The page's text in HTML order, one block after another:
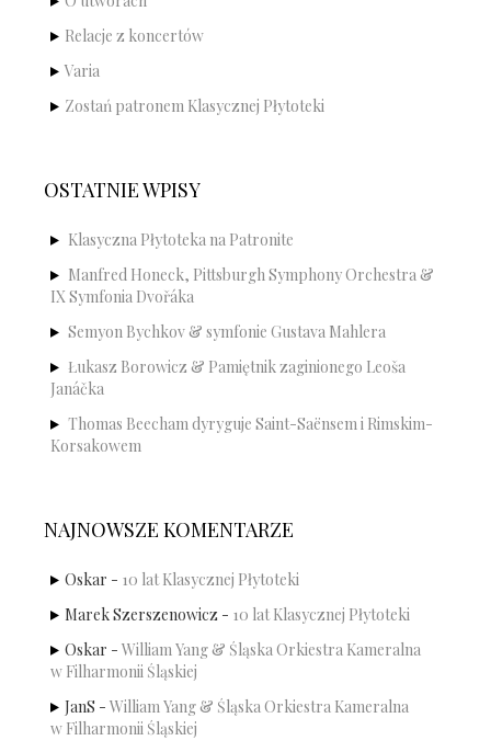
Relacje z koncertów
Varia
Zostań patronem Klasycznej Płytoteki
OSTATNIE WPISY
Klasyczna Płytoteka na Patronite
Manfred Honeck, Pittsburgh Symphony Orchestra &
IX Symfonia Dvořáka
Semyon Bychkov & symfonie Gustava Mahlera
Łukasz Borowicz & Pamiętnik zaginionego Leoša
Janáčka
Thomas Beecham dyryguje Saint-Saënsem i Rimskim-
Korsakowem
NAJNOWSZE KOMENTARZE
Oskar - 10 lat Klasycznej Płytoteki
Marek Szerszenowicz - 10 lat Klasycznej Płytoteki
Oskar - William Yang & Śląska Orkiestra Kameralna
w Filharmonii Śląskiej
JanS - William Yang & Śląska Orkiestra Kameralna
w Filharmonii Śląskiej